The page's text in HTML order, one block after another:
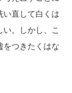
い直して白くは
。しかし、こ
をつきたくはな